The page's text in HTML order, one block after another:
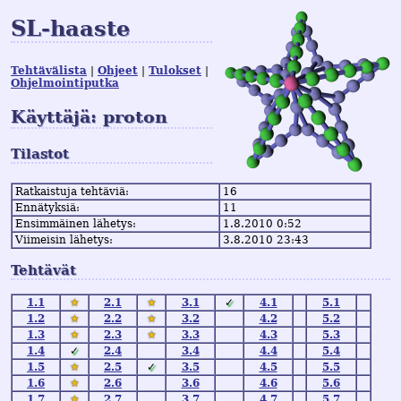
SL-haaste
Tehtävälista Ohjeet
Tulokset
Ohjelmointiputka
Käyttäjä: proton
Tilastot
Ratkaistuja tehtäviä:
16
Ennätyksiä:
11
Ensimmäinen lähetys:
1.8.2010 0:52
Viimeisin lähetys:
3.8.2010 23:43
Tehtävät
1.1 ★ 2.1 ★ 3.1 ✓ 4.1
5.1
1.2
★ 2.2 ★ 3.2 4.2
5.2
1.3
★ 2.3 ★ 3.3 4.3
5.3
1.4
✓ 2.4 3.4 4.4
5.4
1.5
★ 2.5 ✓ 3.5 4.5
5.5
1.6
★ 2.6 3.6 4.6
5.6